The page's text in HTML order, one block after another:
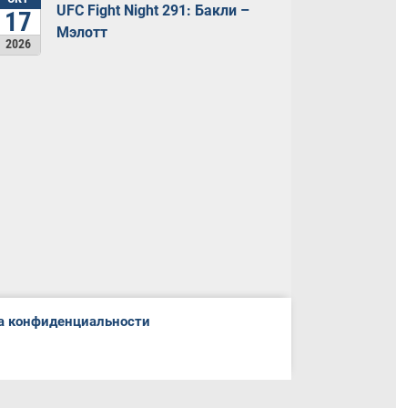
17
2026
UFC Fight Night 291: Бакли –
Мэлотт
конфиденциальности